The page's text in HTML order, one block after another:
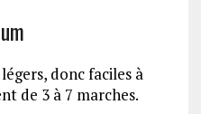
donc faciles à
de 3 à 7 marches.